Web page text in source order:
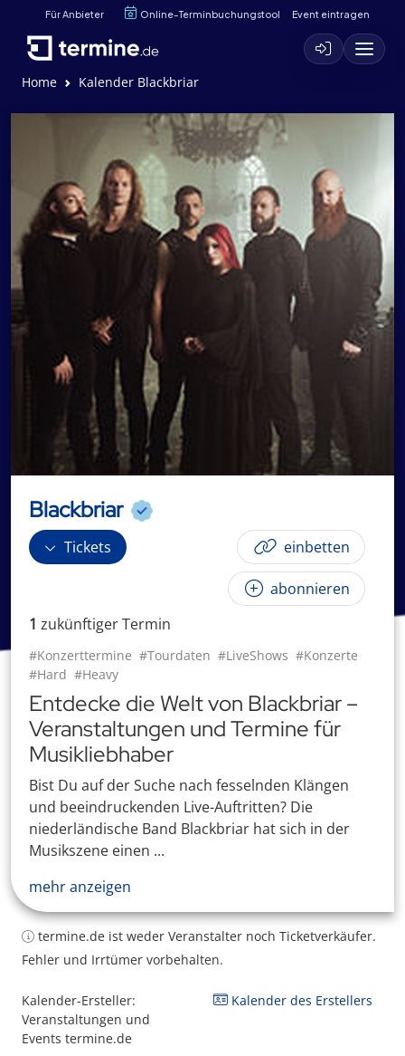
Für Anbieter Online-Terminbuchungstool Event eintragen
Home Kalender Blackbriar
Blackbriar
Tickets einbetten
abonnieren
1 zukünftigerTermin
#Konzerttermine #Tourdaten #LiveShows #Konzerte
#Hard #Heavy
Entdecke die Welt von Blackbriar –
Veranstaltungen und Termine für
Musikliebhaber
Bist Du auf der Suche nach fesselnden Klängen
und beeindruckenden Live-Auftritten? Die
niederländische Band Blackbriar hat sich in der
Musikszene einen ...
mehr anzeigen
termine.de ist weder Veranstalter noch Ticketverkäufer.
Fehler und Irrtümer vorbehalten.
Kalender-Ersteller:
Veranstaltungen und
Events termine.de
Kalender des Erstellers